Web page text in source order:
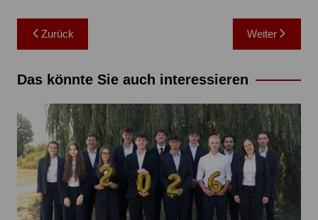
Beitragsnavigation
Zurück Weiter
Das könnte Sie auch interessieren